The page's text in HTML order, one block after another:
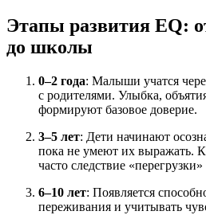
Этапы развития EQ:
до школы
0–2 года: Малыши учатся
с родителями. Улыбка,
формируют базовое доверие.
3–5 лет: Дети начинают
пока не умеют их выражать.
часто следствие
6–10 лет: Появляется
переживания и учитывать